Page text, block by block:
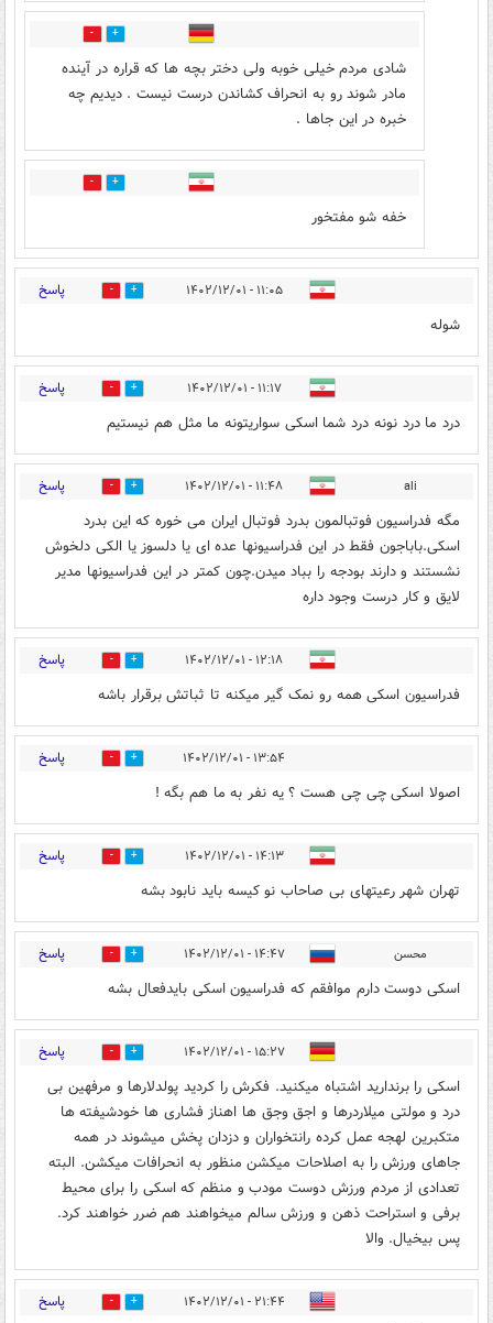
7
شادی مردم خیلی خوبه ولی دختر بچه ها که قراره در آینده
مادر شوند رو به انحراف کشاندن درست نیست . دیدیم چه
خبره در این جاها .
0
خفه شو مفتخور
۱۱:۰۵ - ۱۴۰۲/۱۲/۰۱ 6 پاسخ
شوله
۱۱:۱۷ - ۱۴۰۲/۱۲/۰۱ 11 پاسخ
درد ما درد نونه درد شما اسکی سواریتونه ما مثل هم نیستیم
ali ۱۱:۴۸ - ۱۴۰۲/۱۲/۰۱ 6 پاسخ
مگه فدراسیون فوتبالمون بدرد فوتبال ایران می خوره که این بدرد
اسکی.باباجون فقط در این فدراسیونها عده ای یا دلسوز یا الکی دلخوش
نشستند و دارند بودجه را بباد میدن.چون کمتر در این فدراسیونها مدیر
لایق و کار درست وجود داره
۱۲:۱۸ - ۱۴۰۲/۱۲/۰۱ 17 پاسخ
فدراسیون اسکی همه رو نمک گیر میکنه تا ثباتش برقرار باشه
۱۳:۵۴ - ۱۴۰۲/۱۲/۰۱ 3 پاسخ
اصولا اسکی چی چی هست ؟ یه نفر به ما هم بگه !
۱۴:۱۳ - ۱۴۰۲/۱۲/۰۱ 5 پاسخ
تهران شهر رعیتهای بی صاحاب نو کیسه باید نابود بشه
محسن ۱۴:۴۷ - ۱۴۰۲/۱۲/۰۱ 1 پاسخ
اسکی دوست دارم موافقم که فدراسیون اسکی بایدفعال بشه
۱۵:۲۷ - ۱۴۰۲/۱۲/۰۱ 3 پاسخ
اسکی را برندارید اشتباه میکنید. فکرش را کردید پولدلارها و مرفهین بی
درد و مولتی میلاردرها و اجق وجق ها اهناز فشاری ها خودشیفته ها
متکبرین لهجه عمل کرده رانتخواران و دزدان پخش میشوند در همه
جاهای ورزش را به اصلاحات میکشن منظور به انحرافات میکشن. البته
تعدادی از مردم ورزش دوست مودب و منظم که اسکی را برای محیط
برفی و استراحت ذهن و ورزش سالم میخواهند هم ضرر خواهند کرد.
پس بیخیال. والا
۲۱:۴۴ - ۱۴۰۲/۱۲/۰۱ 4 پاسخ